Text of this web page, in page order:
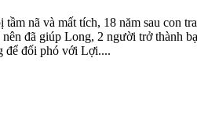
nã và mất tích, 18 năm sau con
đã giúp Long, 2 người trở thành
để đối phó với Lợi....